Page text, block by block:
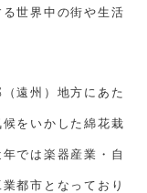
世界中の街や生活
遠州）地方にあた
をいかした綿花栽
では楽器産業・自
都市となっており